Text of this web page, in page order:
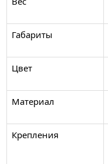
Габариты
Цвет
Материал
Крепления